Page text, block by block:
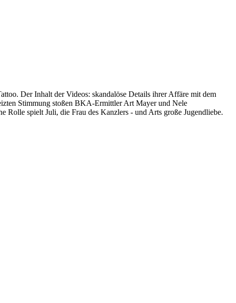
Der Inhalt der Videos: skandalöse Details ihrer Affäre mit dem
Stimmung stoßen BKA-Ermittler Art Mayer und Nele
Rolle spielt Juli, die Frau des Kanzlers - und Arts große Jugendliebe.